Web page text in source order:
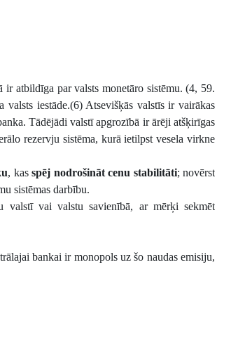
atbildīga par valsts monetāro sistēmu. (4, 59.
iestāde.(6) Atsevišķās valstīs ir vairākas
Tādējādi valstī apgrozībā ir ārēji atšķirīgas
rezervju sistēma, kurā ietilpst vesela virkne
, kasspēj nodrošināt cenu stabilitāti; novērst
sistēmas darbību.
valstī vai valstu savienībā, ar mērķi sekmēt
bankai ir monopols uz šo naudas emisiju,